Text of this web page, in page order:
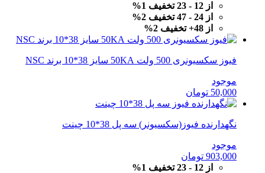
از 12 - 23 تخفیف 1%
از 24 - 47 تخفیف 2%
از 48+ تخفیف 2%
فیوز سکسیونری 500 ولت 50KA سایز 38*10 برند NSC
موجود
50,000 تومان
نگهدارنده فیوز(سکسیونر) سه پل 38*10 چینت
موجود
903,000 تومان
از 12 - 23 تخفیف 1%